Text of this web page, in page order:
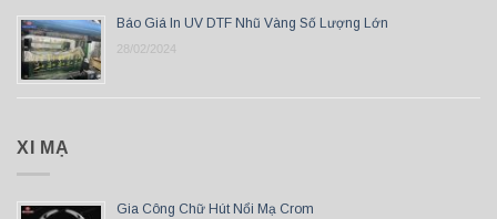
Báo Giá In UV DTF Nhũ Vàng Số Lượng Lớn
28/02/2024
XI MẠ
Gia Công Chữ Hút Nổi Mạ Crom